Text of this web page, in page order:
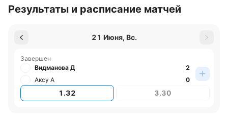
Турнир проходит в Португалии, в городе Фигейра-
Николай Абовян
Результаты и расписание матчей
21 Июня, Вс.
Завершен
Видманова Д
2
Аксу А
0
1.32 3.30